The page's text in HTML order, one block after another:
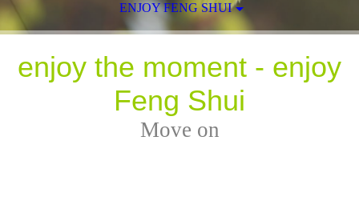
enjoy the moment - enjoy
Feng Shui
Move on
ENJOY FENG SHUI